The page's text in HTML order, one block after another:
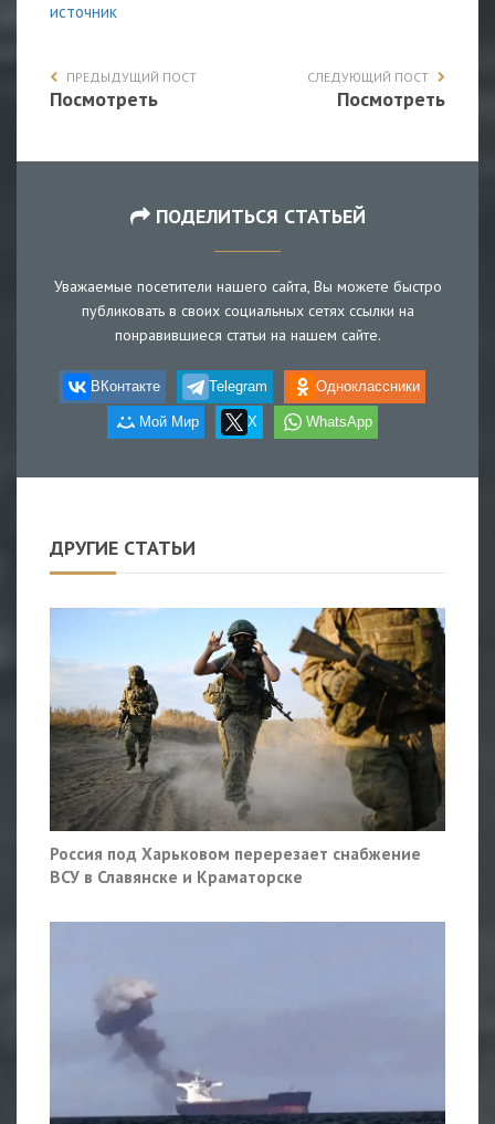
источник
ПРЕДЫДУЩИЙ ПОСТ
Посмотреть
СЛЕДУЮЩИЙ ПОСТ
Посмотреть
ПОДЕЛИТЬСЯ СТАТЬЕЙ
Уважаемые посетители нашего сайта, Вы можете быстро
публиковать в своих социальных сетях ссылки на
понравившиеся статьи на нашем сайте.
ВКонтакте Telegram Одноклассники
Мой Мир X WhatsApp
ДРУГИЕ СТАТЬИ
Россия под Харьковом перерезает снабжение
ВСУ в Славянске и Краматорске